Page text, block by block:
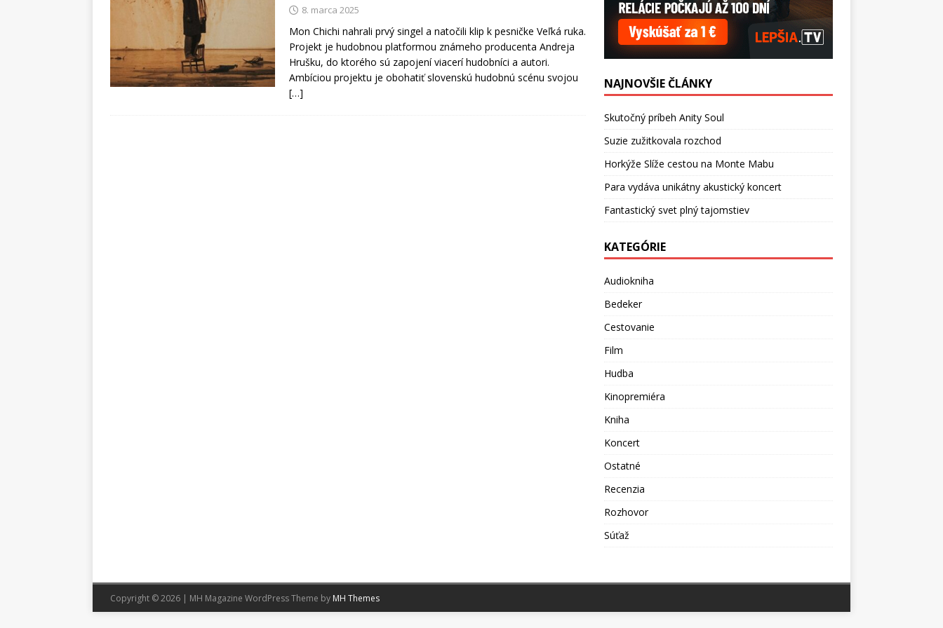
8. marca 2025
Mon Chichi nahrali prvý singel a natočili klip k pesničke Veľká ruka.
Projekt je hudobnou platformou známeho producenta Andreja
Hrušku, do ktorého sú zapojení viacerí hudobníci a autori.
Ambíciou projektu je obohatiť slovenskú hudobnú scénu svojou
[…]
NAJNOVŠIE ČLÁNKY
Skutočný príbeh Anity Soul
Suzie zužitkovala rozchod
Horkýže Slíže cestou na Monte Mabu
Para vydáva unikátny akustický koncert
Fantastický svet plný tajomstiev
KATEGÓRIE
Audiokniha
Bedeker
Cestovanie
Film
Hudba
Kinopremiéra
Kniha
Koncert
Ostatné
Recenzia
Rozhovor
Súťaž
Copyright © 2026 | MH Magazine WordPress Theme by MH Themes